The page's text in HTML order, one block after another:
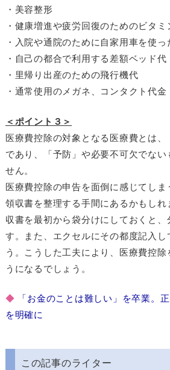
・美容整形
・健康増進や疲労回復のためのビタ
・入院や通院のために自家用車を使
・自己の都合で利用する差額ベッド代
・里帰り出産のための飛行機代
・通常使用のメガネ、コンタクト代金
＜ポイント３＞
医療費控除の対象となる医療費とは
であり、「予防」や必要不可欠でない
せん。
医療費控除の申告を面倒に感じてし
領収書を整理する手間にあるかもし
収書を最初から袋分けにしておくと、
す。また、エクセルにその都度記入し
う。こうした工夫により、医療費控除
うになるでしょう。
◆
「お金のことは難しい」を卒業。
を明確に
この記事のライター